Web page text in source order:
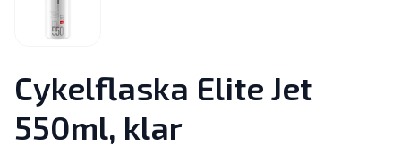
Cykelflaska Elite Jet
550ml, klar